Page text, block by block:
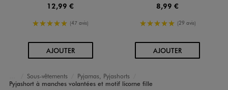
12,99 €
5/5 de moyenne
(47 avis)
AJOUTERAU PANIER
8,99 €
5/5 de moyenne
(29 avis)
AJOUTERAU PANIER
Accueil
Fille
Sous-vêtements
Pyjamas, Pyjashorts
Pyjashort à manches volantées et motif licorne fille